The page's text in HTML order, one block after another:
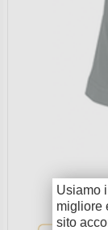
Usiamo
migliore
sito